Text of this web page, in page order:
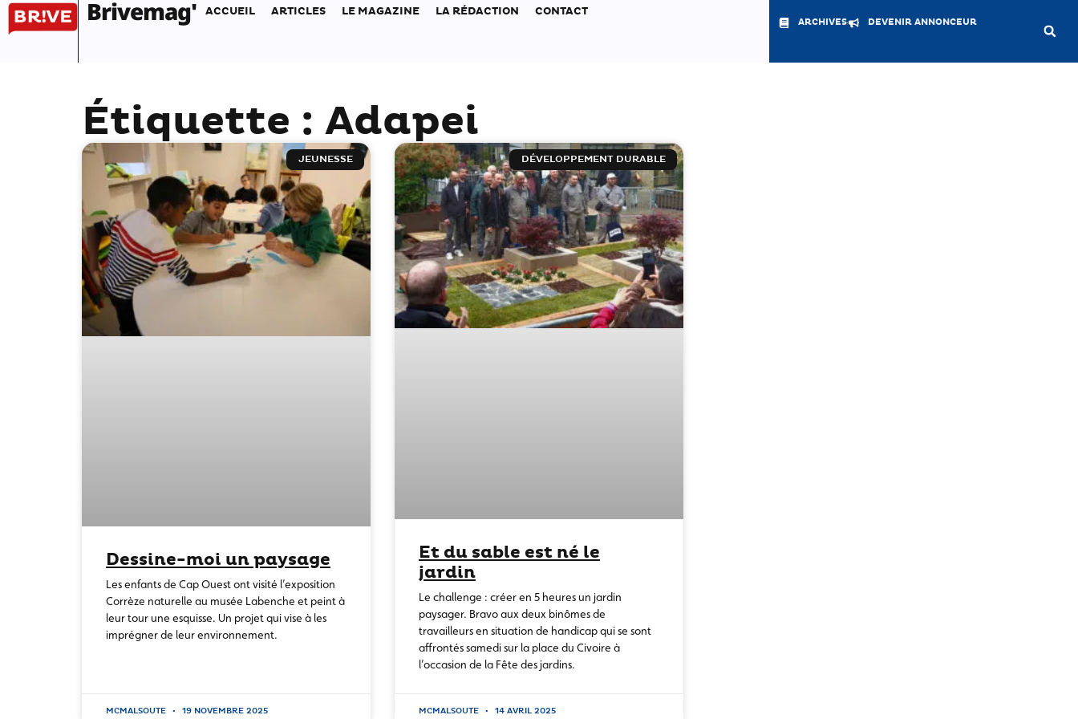
Brivemag' ACCUEIL ARTICLES LE MAGAZINE LA RÉDACTION CONTACT
ARCHIVES DEVENIR ANNONCEUR
Étiquette : Adapei
JEUNESSE
Dessine-moi un paysage
Les enfants de Cap Ouest ont visité l’exposition
Corrèze naturelle au musée Labenche et peint à
leur tour une esquisse. Un projet qui vise à les
imprégner de leur environnement.
MCMALSOUTE 19 NOVEMBRE 2025
DÉVELOPPEMENT DURABLE
Et du sable est né le
jardin
Le challenge : créer en 5 heures un jardin
paysager. Bravo aux deux binômes de
travailleurs en situation de handicap qui se sont
affrontés samedi sur la place du Civoire à
l’occasion de la Fête des jardins.
MCMALSOUTE 14 AVRIL 2025